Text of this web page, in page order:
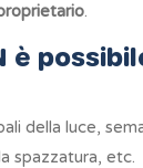
.
è
della luce,
spazzatura, etc.